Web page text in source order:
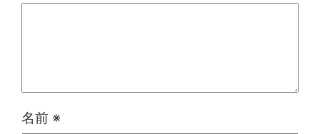
名前 ※